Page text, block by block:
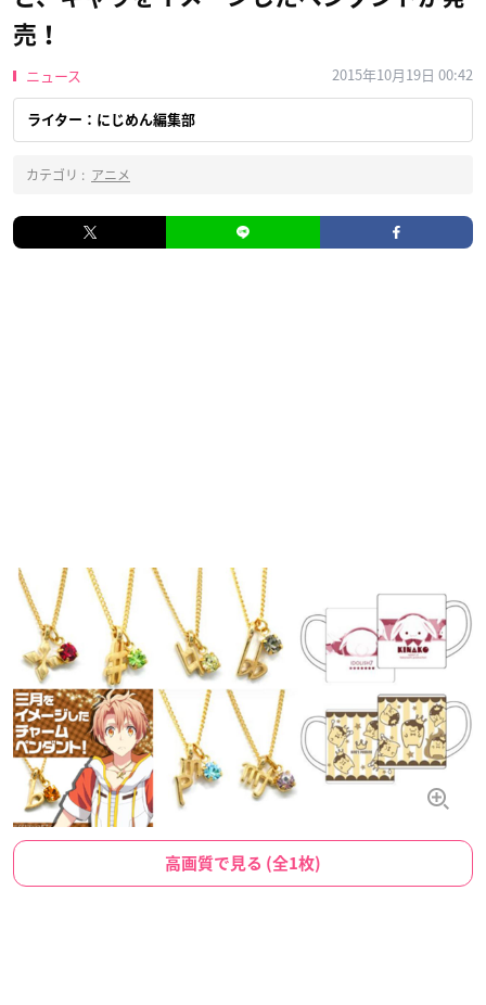
売！
ニュース 2015年10月19日 00:42
ライター：にじめん編集部
カテゴリ : アニメ
高画質で見る (全1枚)